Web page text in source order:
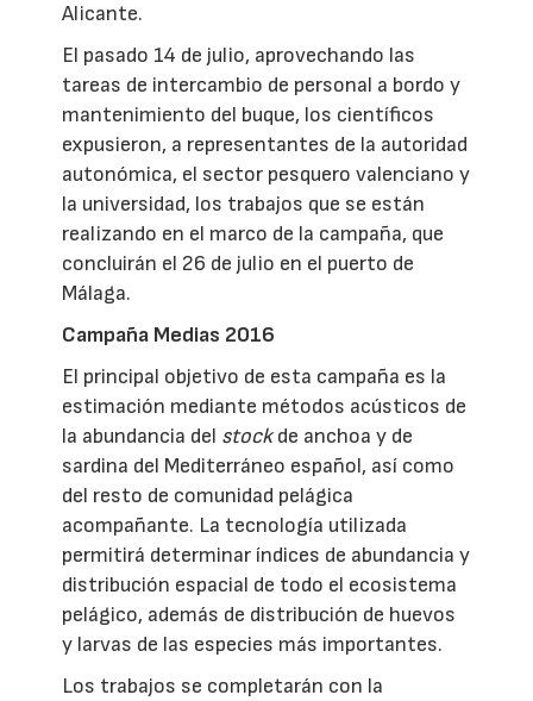
Alicante.
El pasado 14 de julio, aprovechando las
tareas de intercambio de personal a bordo y
mantenimiento del buque, los científicos
expusieron, a representantes de la autoridad
autonómica, el sector pesquero valenciano y
la universidad, los trabajos que se están
realizando en el marco de la campaña, que
concluirán el 26 de julio en el puerto de
Málaga.
Campaña Medias 2016
El principal objetivo de esta campaña es la
estimación mediante métodos acústicos de
la abundancia del stockde anchoa y de
sardina del Mediterráneo español, así como
del resto de comunidad pelágica
acompañante. La tecnología utilizada
permitirá determinar índices de abundancia y
distribución espacial de todo el ecosistema
pelágico, además de distribución de huevos
y larvas de las especies más importantes.
Los trabajos se completarán con la